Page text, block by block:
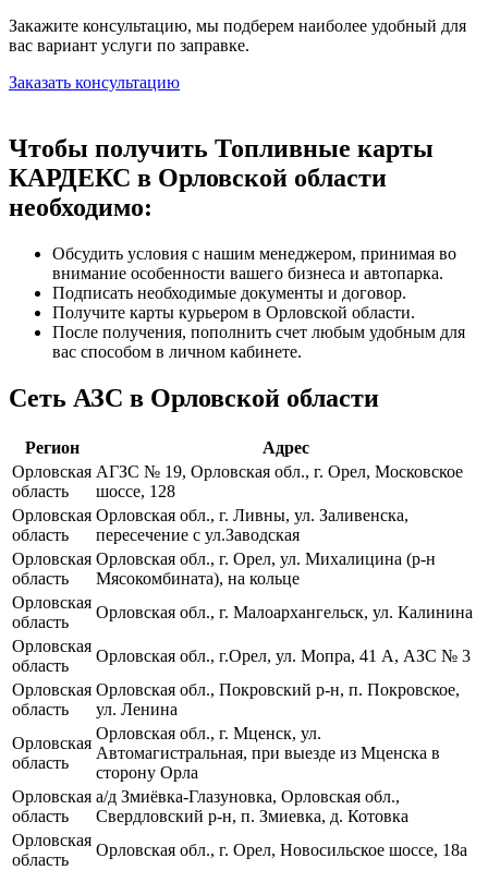
Закажите консультацию, мы подберем наиболее удобный для
вас вариант услуги по заправке.
Заказать консультацию
Чтобы получить Топливные карты
КАРДЕКС в Орловской области
необходимо:
Обсудить условия с нашим менеджером, принимая во
внимание особенности вашего бизнеса и автопарка.
Подписать необходимые документы и договор.
Получите карты курьером в Орловской области.
После получения, пополнить счет любым удобным для
вас способом в личном кабинете.
Сеть АЗС в Орловской области
Регион
Адрес
Орловская
область
АГЗС № 19, Орловская обл., г. Орел, Московское
шоссе, 128
Орловская
область
Орловская обл., г. Ливны, ул. Заливенска,
пересечение с ул.Заводская
Орловская
область
Орловская обл., г. Орел, ул. Михалицина (р-н
Мясокомбината), на кольце
Орловская
область
Орловская обл., г. Малоархангельск, ул. Калинина
Орловская
область
Орловская обл., г.Орел, ул. Мопра, 41 А, АЗС № 3
Орловская
область
Орловская обл., Покровский р-н, п. Покровское,
ул. Ленина
Орловская
область
Орловская обл., г. Мценск, ул.
Автомагистральная, при выезде из Мценска в
сторону Орла
Орловская
область
а/д Змиёвка-Глазуновка, Орловская обл.,
Свердловский р-н, п. Змиевка, д. Котовка
Орловская
область
Орловская обл., г. Орел, Новосильское шоссе, 18а